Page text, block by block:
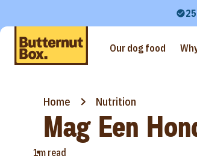
Our dog food
Home Nutrition
Mag Een
•
1m read